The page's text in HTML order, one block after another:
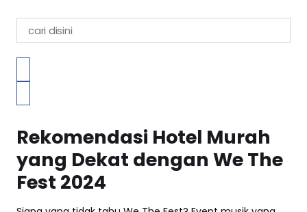
Rekomendasi Hotel Murah
yang Dekat dengan We The
Fest 2024